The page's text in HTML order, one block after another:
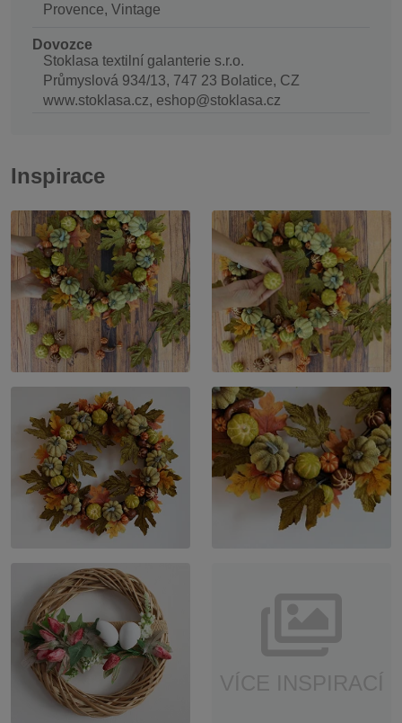
Provence, Vintage
Dovozce
Stoklasa textilní galanterie s.r.o.
Průmyslová 934/13, 747 23 Bolatice, CZ
www.stoklasa.cz, eshop@stoklasa.cz
Inspirace